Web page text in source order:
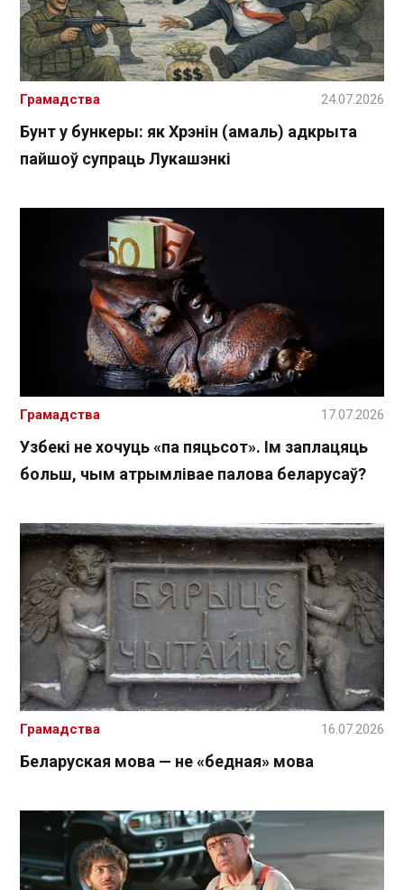
Бунт у бункеры: як Хрэнін (амаль) адкрыта
пайшоў супраць Лукашэнкі
Грамадства 24.07.2026
Узбекі не хочуць «па пяцьсот». Ім заплацяць
больш, чым атрымлівае палова беларусаў?
Грамадства 17.07.2026
Беларуская мова — не «бедная» мова
Грамадства 16.07.2026